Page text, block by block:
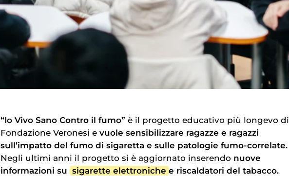
“Io Vivo Sano Contro il fumo” è il progetto educativo più longevo di
Fondazione Veronesi e vuole sensibilizzare ragazze e ragazzi
sull’impatto del fumo di sigaretta e sulle patologie fumo-correlate.
Negli ultimi anni il progetto si è aggiornato inserendo nuove
informazioni su sigarette elettroniche e riscaldatori del tabacco.